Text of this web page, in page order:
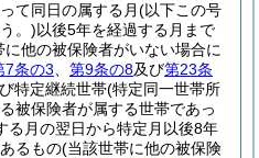
て同日の属する月(以下この号
。)以後5年を経過する月まで
に他の被保険者がいない場合に
7条の3 第9条の8及び第23条
特定継続世帯(特定同一世帯所
被保険者が属する世帯であっ
る月の翌日から特定月以後8年
るもの(当該世帯に他の被保険